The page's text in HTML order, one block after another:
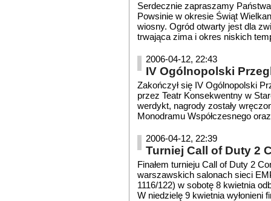
Serdecznie zapraszamy
Powsinie w okresie Świąt
wiosny. Ogród otwarty jest dla
trwająca zima i okres niskich
2006-04-12, 22:43
IV Ogólnopolski
Zakończył się IV Ogólnopolski
przez Teatr Konsekwentny w
werdykt, nagrody zostały
Monodramu Współczesnego
2006-04-12, 22:39
Turniej Call of Duty 2
Finałem turnieju Call of Duty 2
warszawskich salonach sieci
1116/122) w sobotę 8 kwietnia
W niedzielę 9 kwietnia wyłonieni